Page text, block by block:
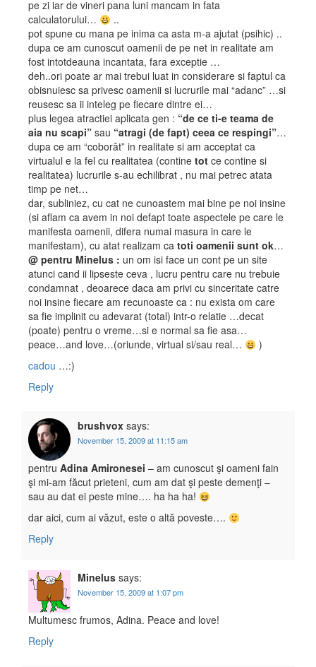
pe zi iar de vineri pana luni mancam in fata
calculatorului…
..
pot spune cu mana pe inima ca asta m-a ajutat (psihic) ..
dupa ce am cunoscut oamenii de pe net in realitate am
fost intotdeauna incantata, fara exceptie …
deh..ori poate ar mai trebui luat in considerare si faptul ca
obisnuiesc sa privesc oamenii si lucrurile mai “adanc” …si
reusesc sa ii inteleg pe fiecare dintre ei…
plus legea atractiei aplicata gen : “de ce ti-e teama de
aia nu scapi” sau “atragi (de fapt) ceea ce respingi”…
dupa ce am “coborât” in realitate si am acceptat ca
virtualul e la fel cu realitatea (contine tot ce contine si
realitatea) lucrurile s-au echilibrat , nu mai petrec atata
timp pe net…
dar, subliniez, cu cat ne cunoastem mai bine pe noi insine
(si aflam ca avem in noi defapt toate aspectele pe care le
manifesta oamenii, difera numai masura in care le
manifestam), cu atat realizam ca toti oamenii sunt ok…
@ pentru Minelus : un om isi face un cont pe un site
atunci cand ii lipseste ceva , lucru pentru care nu trebuie
condamnat , deoarece daca am privi cu sinceritate catre
noi insine fiecare am recunoaste ca : nu exista om care
sa fie implinit cu adevarat (total) intr-o relatie …decat
(poate) pentru o vreme…si e normal sa fie asa…
peace…and love…(oriunde, virtual si/sau real…
)
cadou …:)
Reply
brushvox says:
November 15, 2009 at 11:15 am
pentru Adina Amironesei – am cunoscut şi oameni fain
şi mi-am făcut prieteni, cum am dat şi peste demenţi –
sau au dat ei peste mine…. ha ha ha!
dar aici, cum ai văzut, este o altă poveste….
Reply
Minelus says:
November 15, 2009 at 1:07 pm
Multumesc frumos, Adina. Peace and love!
Reply